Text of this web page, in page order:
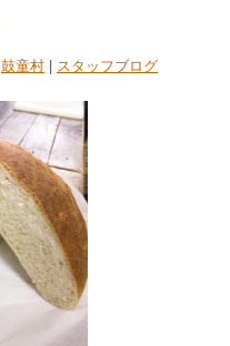
鼓童村 | スタッフブログ